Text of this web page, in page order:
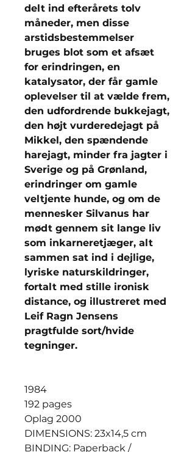
delt ind efterårets tolv
måneder, men disse
arstidsbestemmelser
bruges blot som et afsæt
for erindringen, en
katalysator, der får gamle
oplevelser til at vælde frem,
den udfordrende bukkejagt,
den højt vurderedejagt på
Mikkel, den spændende
harejagt, minder fra jagter i
Sverige og på Grønland,
erindringer om gamle
veltjente hunde, og om de
mennesker Silvanus har
mødt gennem sit lange liv
som inkarneretjæger, alt
sammen sat ind i dejlige,
lyriske naturskildringer,
fortalt med stille ironisk
distance, og illustreret med
Leif Ragn Jensens
pragtfulde sort/hvide
tegninger.
1984
192 pages
Oplag 2000
DIMENSIONS: 23x14,5 cm
BINDING: Paperback /